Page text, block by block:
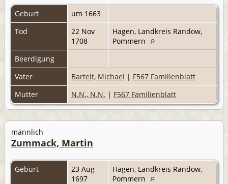
Geburt
um 1663
Tod
22 Nov
1708
Hagen, Landkreis Randow,
Pommern
Beerdigung
Vater
Bartelt, Michael | F567 Familienblatt
Mutter
N.N., N.N. | F567 Familienblatt
männlich
Zummack, Martin
Geburt
23 Aug
1697
Hagen, Landkreis Randow,
Pommern